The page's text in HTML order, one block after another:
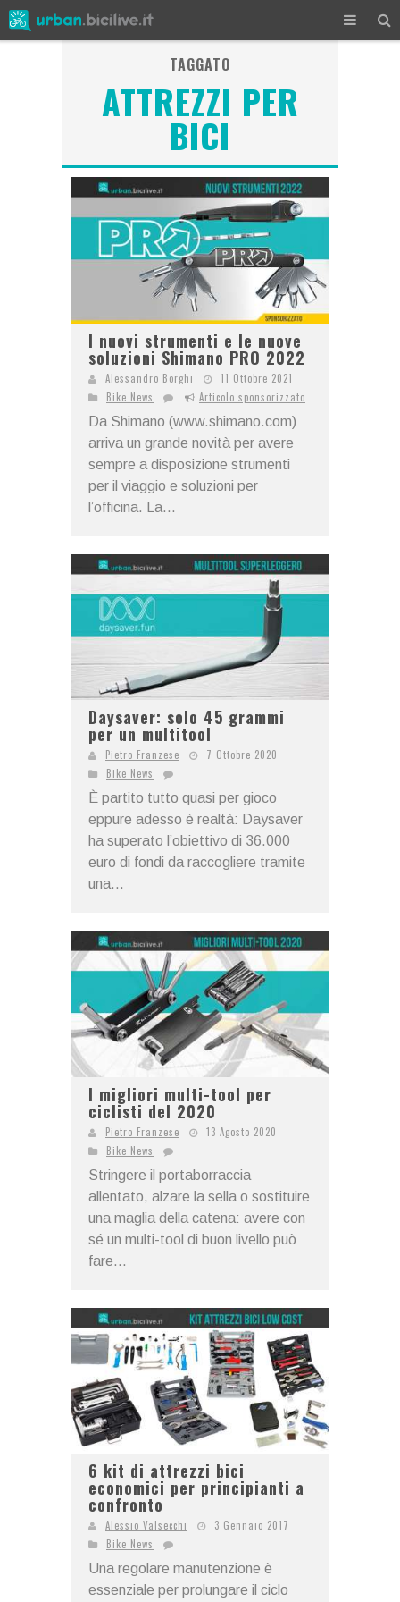
TAGGATO
ATTREZZI PER
BICI
I nuovi strumenti e le nuove
soluzioni Shimano PRO 2022
Alessandro Borghi
11 Ottobre 2021
Bike News
Articolo sponsorizzato
Da Shimano (www.shimano.com)
arriva un grande novità per avere
sempre a disposizione strumenti
per il viaggio e soluzioni per
l’officina. La...
Daysaver: solo 45 grammi
per un multitool
Pietro Franzese
7 Ottobre 2020
Bike News
È partito tutto quasi per gioco
eppure adesso è realtà: Daysaver
ha superato l’obiettivo di 36.000
euro di fondi da raccogliere tramite
una...
I migliori multi-tool per
ciclisti del 2020
Pietro Franzese
13 Agosto 2020
Bike News
Stringere il portaborraccia
allentato, alzare la sella o sostituire
una maglia della catena: avere con
sé un multi-tool di buon livello può
fare...
6 kit di attrezzi bici
economici per principianti a
confronto
Alessio Valsecchi
3 Gennaio 2017
Bike News
Una regolare manutenzione è
essenziale per prolungare il ciclo